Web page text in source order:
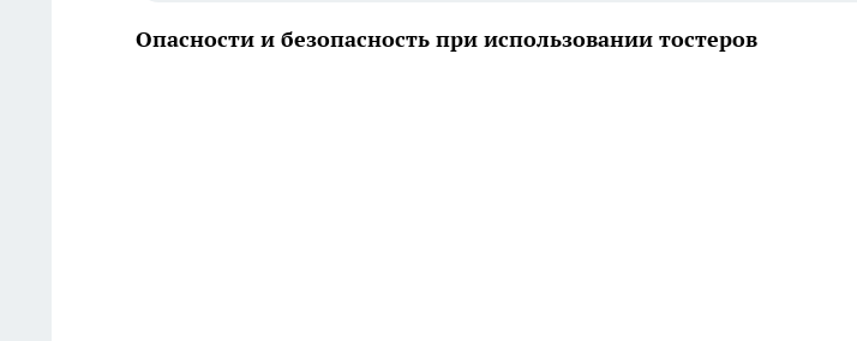
Опасности и безопасность при использовании тостеров